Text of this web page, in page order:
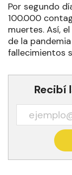
Por segundo
100.000
muertes. Así,
de la
fallecimientos
Recibí